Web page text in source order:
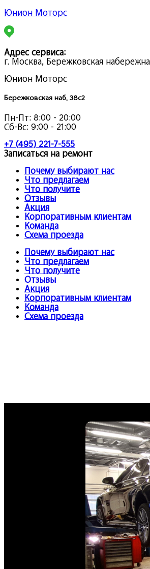
Юнион Моторс
Адрес сервиса:
г. Москва, Бережковская
Юнион Моторс
Бережковская наб. 38с2
Пн-Пт: 8:00 - 20:00
Сб-Вс: 9:00 - 21:00
+7 (495) 221-7-555
Записаться на ремонт
Почему выбирают нас
Что предлагаем
Что получите
Отзывы
Акция
Корпоративным клиентам
Команда
Схема проезда
Почему выбирают нас
Что предлагаем
Что получите
Отзывы
Акция
Корпоративным клиентам
Команда
Схема проезда